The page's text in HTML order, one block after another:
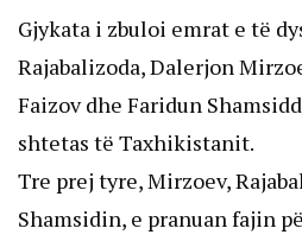
Gjykata i zbuloi emrat e të
Rajabalizoda, Dalerjon
Faizov dhe Faridun
shtetas të Taxhikistanit.
Tre prej tyre, Mirzoev,
Shamsidin, e pranuan fajin